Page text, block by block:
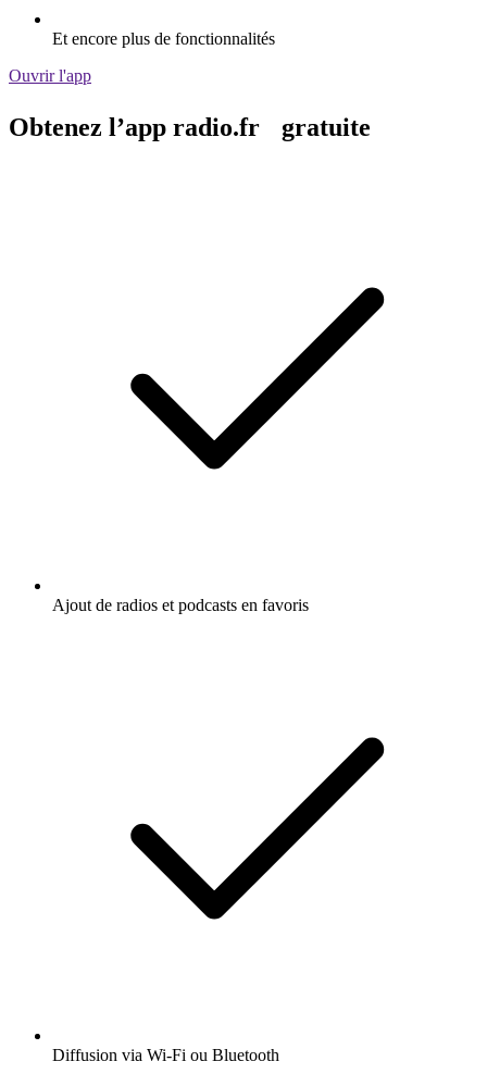
Et encore plus de fonctionnalités
Ouvrir l'app
Obtenez l’app radio.fr gratuite
Ajout de radios et podcasts en favoris
Diffusion via Wi-Fi ou Bluetooth